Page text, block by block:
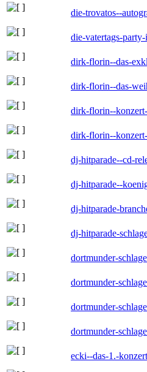
die-trovatos--
die-vatertags-
dirk-florin--das-
dirk-florin--das-
dirk-florin--
dirk-florin--
dj-hitparade--cd-
dj-hitparade--
dj-hitparade-
dj-hitparade-
dortmunder-
dortmunder-
dortmunder-
dortmunder-
ecki--das-1.-